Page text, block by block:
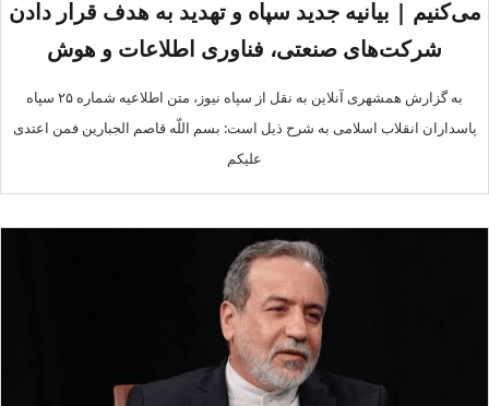
می‌کنیم | بیانیه جدید سپاه و تهدید به هدف قرار دادن
شرکت‌های صنعتی، فناوری اطلاعات و هوش
مصنوعی آمریکا
به گزارش همشهری آنلاین به نقل از سپاه نیوز، متن اطلاعیه شماره ۲۵ سپاه
پاسداران انقلاب اسلامی به شرح ذیل است: بسم اللّه قاصم الجبارین فمن اعتدی
علیکم